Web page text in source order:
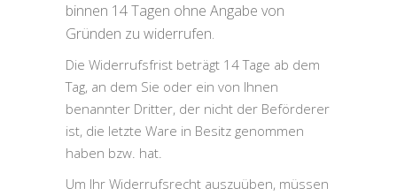
binnen 14 Tagen ohne Angabe von
Gründen zu widerrufen.
Die Widerrufsfrist beträgt 14 Tage ab dem
Tag, an dem Sie oder ein von Ihnen
benannter Dritter, der nicht der Beförderer
ist, die letzte Ware in Besitz genommen
haben bzw. hat.
Um Ihr Widerrufsrecht auszuüben, müssen